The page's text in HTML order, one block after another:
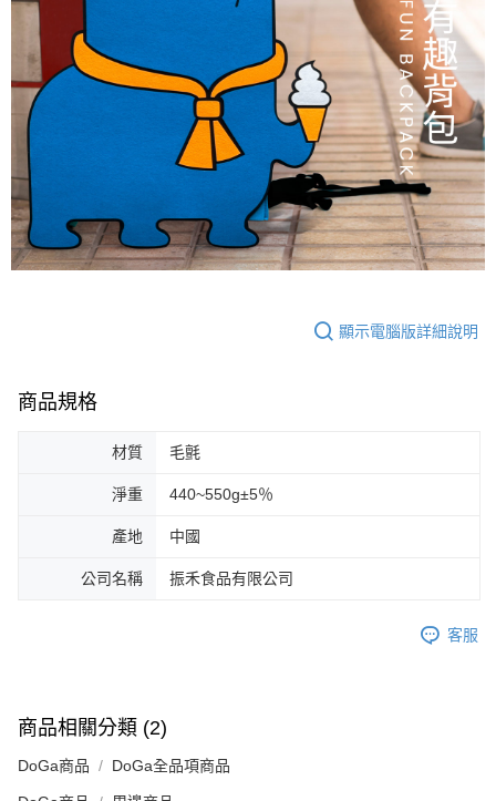
顯示電腦版詳細說明
商品規格
材質 毛氈
淨重 440~550g±5％
產地 中國
公司名稱 振禾食品有限公司
客服
商品相關分類 (2)
DoGa商品 DoGa全品項商品